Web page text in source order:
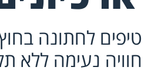
טיפים לחתונה
חוויה נעימה ללא